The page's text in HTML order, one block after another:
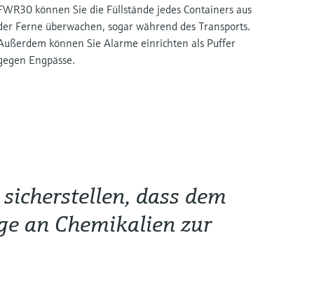
können Sie die Füllstände jedes Containers aus
Ferne überwachen, sogar während des Transports.
können Sie Alarme einrichten als Puffer
Engpässe.
dass dem
an Chemikalien zur